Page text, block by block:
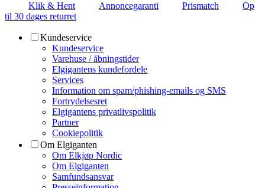
Klik & Hent Annoncegaranti Prismatch
Op
til 30 dages returret
Kundeservice
Kundeservice
Varehuse / åbningstider
Elgigantens kundefordele
Services
Information om spam/phishing-emails og SMS
Fortrydelsesret
Elgigantens privatlivspolitik
Partner
Cookiepolitik
Om Elgiganten
Om Elkjøp Nordic
Om Elgiganten
Samfundsansvar